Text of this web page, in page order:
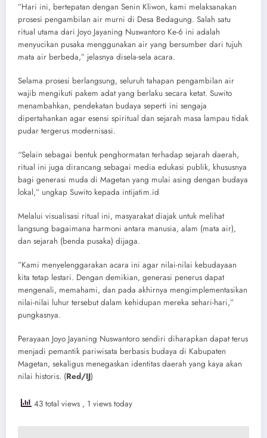
​”Hari ini, bertepatan dengan Senin Kliwon, kami melaksanakan
prosesi pengambilan air murni di Desa Bedagung. Salah satu
ritual utama dari Joyo Jayaning Nuswantoro Ke-6 ini adalah
menyucikan pusaka menggunakan air yang bersumber dari tujuh
mata air berbeda,” jelasnya disela-sela acara.
​Selama prosesi berlangsung, seluruh tahapan pengambilan air
wajib mengikuti pakem adat yang berlaku secara ketat. Suwito
menambahkan, pendekatan budaya seperti ini sengaja
dipertahankan agar esensi spiritual dan sejarah masa lampau tidak
pudar tergerus modernisasi.
“​Selain sebagai bentuk penghormatan terhadap sejarah daerah,
ritual ini juga dirancang sebagai media edukasi publik, khususnya
bagi generasi muda di Magetan yang mulai asing dengan budaya
lokal,” ungkap Suwito kepada intijatim.id
Melalui visualisasi ritual ini, masyarakat diajak untuk melihat
langsung bagaimana harmoni antara manusia, alam (mata air),
dan sejarah (benda pusaka) dijaga.
​”Kami menyelenggarakan acara ini agar nilai-nilai kebudayaan
kita tetap lestari. Dengan demikian, generasi penerus dapat
mengenali, memahami, dan pada akhirnya mengimplementasikan
nilai-nilai luhur tersebut dalam kehidupan mereka sehari-hari,”
pungkasnya.
​Perayaan Joyo Jayaning Nuswantoro sendiri diharapkan dapat terus
menjadi pemantik pariwisata berbasis budaya di Kabupaten
Magetan, sekaligus menegaskan identitas daerah yang kaya akan
nilai historis. (Red/IJ)
43 total views , 1 views today